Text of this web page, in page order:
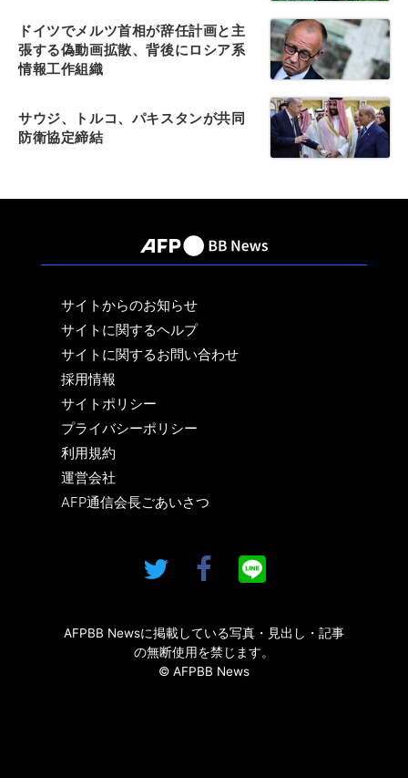
ドイツでメルツ首相が辞任計画と主
張する偽動画拡散、背後にロシア系
情報工作組織
サウジ、トルコ、パキスタンが共同
防衛協定締結
サイトからのお知らせ
サイトに関するヘルプ
サイトに関するお問い合わせ
採用情報
サイトポリシー
プライバシーポリシー
利用規約
運営会社
AFP通信会長ごあいさつ
AFPBB Newsに掲載している写真・見出し・記事
の無断使用を禁じます。
© AFPBB News